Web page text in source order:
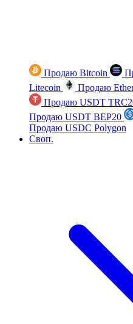
Продаю Bitcoin
Litecoin
Продаю
Продаю USDT
Продаю USDT BEP20
Продаю USDC Polygon
Своп.